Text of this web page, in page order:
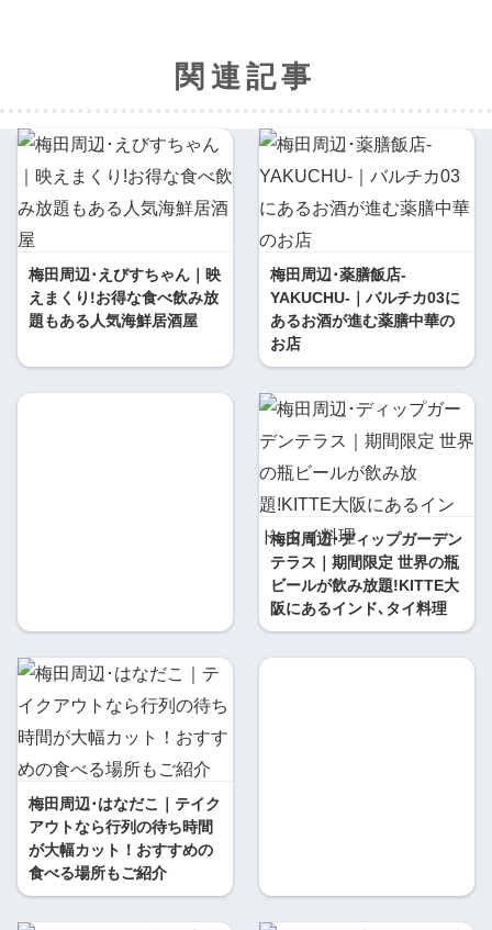
関連記事
梅田周辺･えびすちゃん｜映
えまくり!お得な食べ飲み放
題もある人気海鮮居酒屋
梅田周辺･薬膳飯店-
YAKUCHU-｜バルチカ03に
あるお酒が進む薬膳中華の
お店
梅田周辺･ディップガーデン
テラス｜期間限定 世界の瓶
ビールが飲み放題!KITTE大
阪にあるインド､タイ料理
梅田周辺･はなだこ｜テイク
アウトなら行列の待ち時間
が大幅カット！おすすめの
食べる場所もご紹介